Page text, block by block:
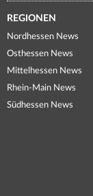
REGIONEN
Nordhessen News
Osthessen News
Mittelhessen News
Rhein-Main News
Südhessen News